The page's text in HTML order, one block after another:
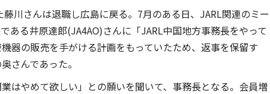
川さんは退職し広島に戻る。7月のある日、JARL関連のミー
ある井原達郎(JA4AO)さんに「JARL中国地方事務長をやって
器の販売を手がける計画をもっていたため、返事を保留す
さんであった。
はやめて欲しい」との願いを聞いて、事務長となる。会員増